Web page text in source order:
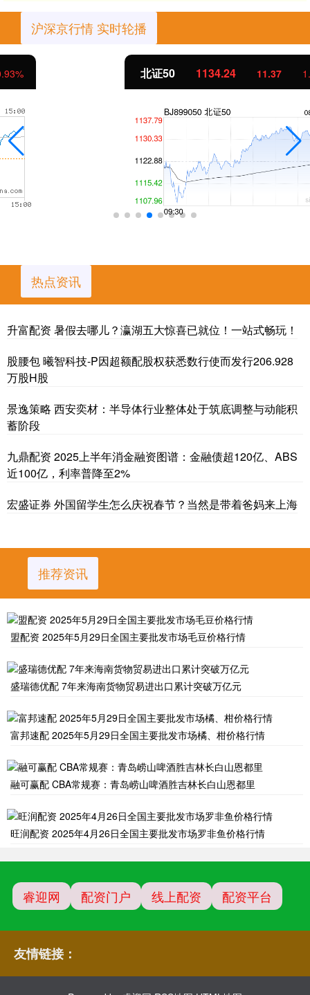
沪深京行情 实时轮播
1134.24 11.37 1.01%
热点资讯
升富配资 暑假去哪儿？瀛湖五大惊喜已就位！一站式畅玩！
股腰包 曦智科技-P因超额配股权获悉数行使而发行206.928
万股H股
景逸策略 西安奕材：半导体行业整体处于筑底调整与动能积
蓄阶段
九鼎配资 2025上半年消金融资图谱：金融债超120亿、ABS
近100亿，利率普降至2%
宏盛证券 外国留学生怎么庆祝春节？当然是带着爸妈来上海
推荐资讯
盟配资 2025年5月29日全国主要批发市场毛豆价格行情
盛瑞德优配 7年来海南货物贸易进出口累计突破万亿元
富邦速配 2025年5月29日全国主要批发市场橘、柑价格行情
融可赢配 CBA常规赛：青岛崂山啤酒胜吉林长白山恩都里
旺润配资 2025年4月26日全国主要批发市场罗非鱼价格行情
睿迎网 配资门户 线上配资 配资平台
友情链接：